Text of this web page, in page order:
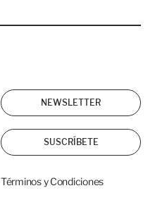
NEWSLETTER
SUSCRÍBETE
Términos y Condiciones